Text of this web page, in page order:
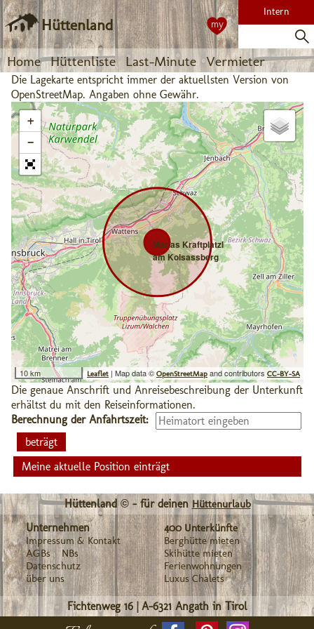
Hüttenland
Home Hüttenliste Last-Minute Vermieter
Intern
my
Die Lagekarte entspricht immer der aktuellsten Version von
OpenStreetMap. Angaben ohne Gewähr.
Marias Kraftplatzl
am Kolsassberg
+
−
10 km Leaflet | Map data © OpenStreetMap and contributors CC-BY-SA
Die genaue Anschrift und Anreisebeschreibung der Unterkunft
erhältst du mit den Reiseinformationen.
Berechnung der Anfahrtszeit:
Meine aktuelle Position einträgt
Hüttenland © - für deinen Hüttenurlaub
Unternehmen
Impressum & Kontakt
AGBs
NBs
Datenschutz
über uns
400 Unterkünfte
Berghütte mieten
Skihütte mieten
Ferienwohnungen
Luxus Chalets
Fichtenweg 16|A-6321 Angath in Tirol